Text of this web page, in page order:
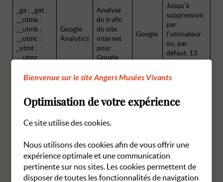
Tableau des cookies de mesure d’audience
_ga ; _gat ;
__utma ;
__utmb ;
__utmc ;
_utmt ;
__utmz
Google
Analytics
Analyse
du trafic
du site
internet
pour
Google.
Google
Jusqu’à
suppression
par
l’utilisateur
ou, par
défaut, 13
mois.
Maps, Google ReCAPTCHA, etc.) peuvent déposer des cookies
sur votre ordinateur. Vous pouvez sélectionner quel(s) cookie(s)
vous autorisez en cliquant sur le lien « Gestion des cookies » qui
se trouve dans le pied-de-page de ce site Internet.
Bienvenue sur le site Angers Musées Vivants
Optimisation de votre expérience
Ce site utilise des cookies.
Nous utilisons des cookies afin de vous offrir une
expérience optimale et une communication
pertinente sur nos sites. Les cookies permettent de
disposer de toutes les fonctionnalités de navigation